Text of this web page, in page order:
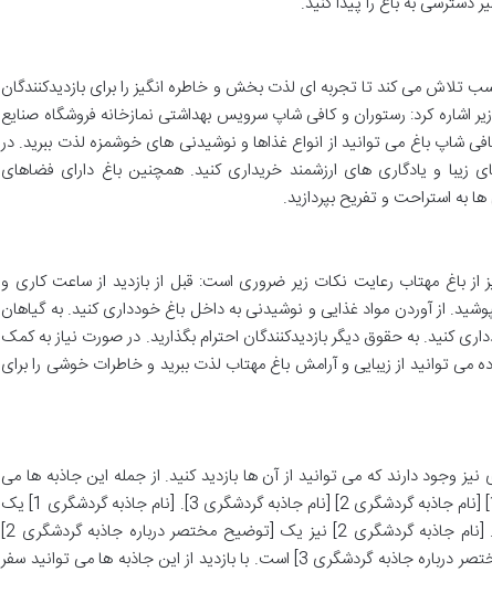
تلاش می کند تا تجربه ای لذت بخش و خاطره انگیز را برای بازدیدکنندگان
اشاره کرد: رستوران و کافی شاپ سرویس بهداشتی نمازخانه فروشگاه صنایع
شاپ باغ می توانید از انواع غذاها و نوشیدنی های خوشمزه لذت ببرید. در
زیبا و یادگاری های ارزشمند خریداری کنید. همچنین باغ دارای فضاهای
به استراحت و تفریح بپردازید.
باغ مهتاب رعایت نکات زیر ضروری است: قبل از بازدید از ساعت کاری و
از آوردن مواد غذایی و نوشیدنی به داخل باغ خودداری کنید. به گیاهان
کنید. به حقوق دیگر بازدیدکنندگان احترام بگذارید. در صورت نیاز به کمک
می توانید از زیبایی و آرامش باغ مهتاب لذت ببرید و خاطرات خوشی را برای
وجود دارند که می توانید از آن ها بازدید کنید. از جمله این جاذبه ها می
توان به موارد زیر اشاره کرد: [نام جاذبه گردشگری 1] [نام جاذبه گردشگری 2] [نام جاذبه گردشگری 3]. [نام جاذبه گردشگری 1] یک
[توضیح مختصر درباره جاذبه گردشگری 1] است. [نام جاذبه گردشگری 2] نیز یک [توضیح مختصر درباره جاذبه گردشگری 2]
است. [نام جاذبه گردشگری 3] هم یک [توضیح مختصر درباره جاذبه گردشگری 3] است. با بازدید از این جاذبه ها می توانید سفر